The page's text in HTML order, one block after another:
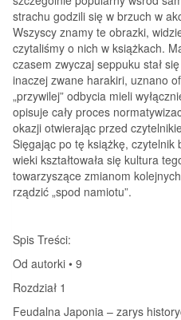
strachu godzili się w brzuch w
Wszyscy znamy te obrazki,
czytaliśmy o nich w książkach.
czasem zwyczaj seppuku stał
inaczej zwane harakiri, uznano
„przywilej” odbycia mieli
opisuje cały proces
okazji otwierając przed
Sięgając po tę książkę, czytelnik
wieki kształtowała się kultura
towarzyszące zmianom
rządzić „spod namiotu”.
Spis Treści:
Od autorki • 9
Rozdział 1
Feudalna Japonia – zarys